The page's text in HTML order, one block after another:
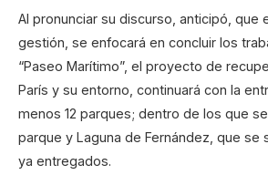
Al pronunciar su discurso, anticipó, que
gestión, se enfocará en concluir los
“Paseo Marítimo”, el proyecto de
París y su entorno, continuará con la
menos 12 parques; dentro de los que
parque y Laguna de Fernández, que se
ya entregados.